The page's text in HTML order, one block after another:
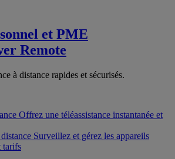
et PME
Remote
à distance rapides et sécurisés.
Offrez une téléassistance instantanée et
Surveillez et gérez les appareils
tarifs